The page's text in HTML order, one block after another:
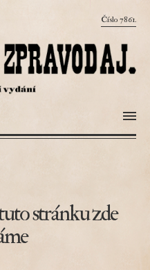
Číslo 7861.
stránku zde